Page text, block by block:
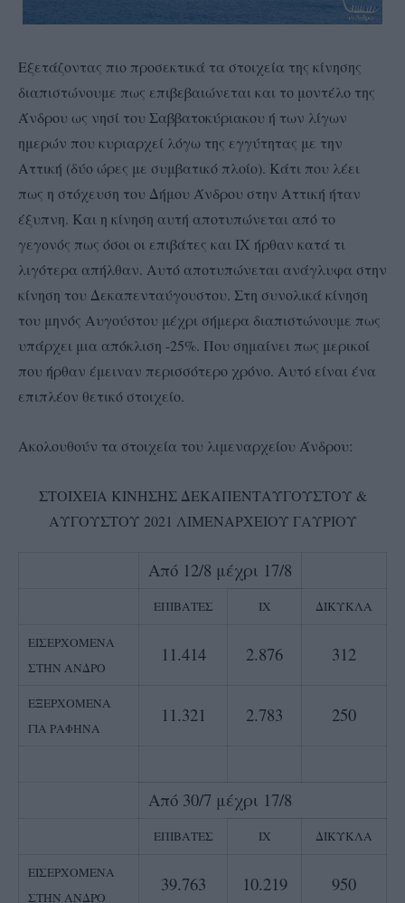
Εξετάζοντας πιο προσεκτικά τα στοιχεία της κίνησης
διαπιστώνουμε πως επιβεβαιώνεται και το μοντέλο της
Άνδρου ως νησί του Σαββατοκύριακου ή των λίγων
ημερών που κυριαρχεί λόγω της εγγύτητας με την
Αττική (δύο ώρες με συμβατικό πλοίο). Κάτι που λέει
πως η στόχευση του Δήμου Άνδρου στην Αττική ήταν
έξυπνη. Και η κίνηση αυτή αποτυπώνεται από το
γεγονός πως όσοι οι επιβάτες και ΙΧ ήρθαν κατά τι
λιγότερα απήλθαν. Αυτό αποτυπώνεται ανάγλυφα στην
κίνηση του Δεκαπενταύγουστου. Στη συνολικά κίνηση
του μηνός Αυγούστου μέχρι σήμερα διαπιστώνουμε πως
υπάρχει μια απόκλιση -25%. Που σημαίνει πως μερικοί
που ήρθαν έμειναν περισσότερο χρόνο. Αυτό είναι ένα
επιπλέον θετικό στοιχείο.
Ακολουθούν τα στοιχεία του λιμεναρχείου Άνδρου:
ΣΤΟΙΧΕΙΑ ΚΙΝΗΣΗΣ ΔΕΚΑΠΕΝΤΑΥΓΟΥΣΤΟΥ &
ΑΥΓΟΥΣΤΟΥ 2021 ΛΙΜΕΝΑΡΧΕΙΟΥ ΓΑΥΡΙΟΥ
Από 12/8 μέχρι 17/8
ΕΠΙΒΑΤΕΣ ΙΧ ΔΙΚΥΚΛΑ
ΕΙΣΕΡΧΟΜΕΝΑ
ΣΤΗΝ ΑΝΔΡΟ
11.414 2.876 312
ΕΞΕΡΧΟΜΕΝΑ
ΓΙΑ ΡΑΦΗΝΑ
11.321 2.783 250
Από 30/7 μέχρι 17/8
ΕΠΙΒΑΤΕΣ ΙΧ ΔΙΚΥΚΛΑ
ΕΙΣΕΡΧΟΜΕΝΑ
ΣΤΗΝ ΑΝΔΡΟ
39.763 10.219 950